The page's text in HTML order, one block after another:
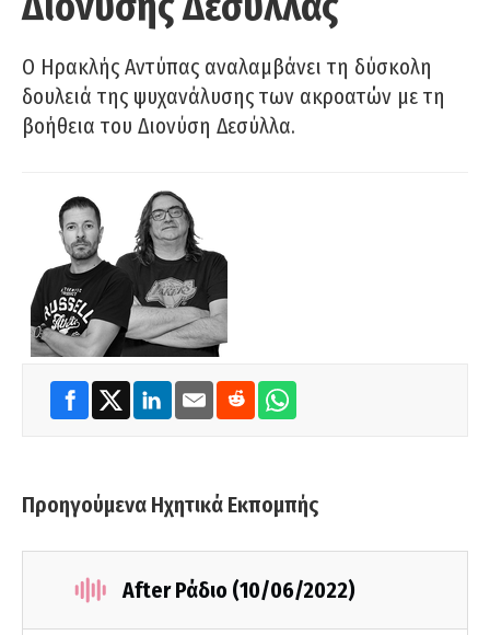
Ο Ηρακλής Αντύπας αναλαμβάνει τη δύσκολη
δουλειά της ψυχανάλυσης των ακροατών με τη
βοήθεια του Διονύση Δεσύλλα.
Προηγούμενα Ηχητικά Εκπομπής
After Ράδιο (10/06/2022)